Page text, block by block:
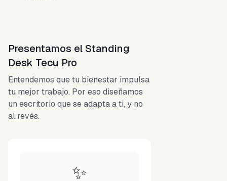
Presentamos el Standing
Desk Tecu Pro
Entendemos que tu bienestar impulsa
tu mejor trabajo. Por eso diseñamos
un escritorio que se adapta a ti, y no
al revés.
✨